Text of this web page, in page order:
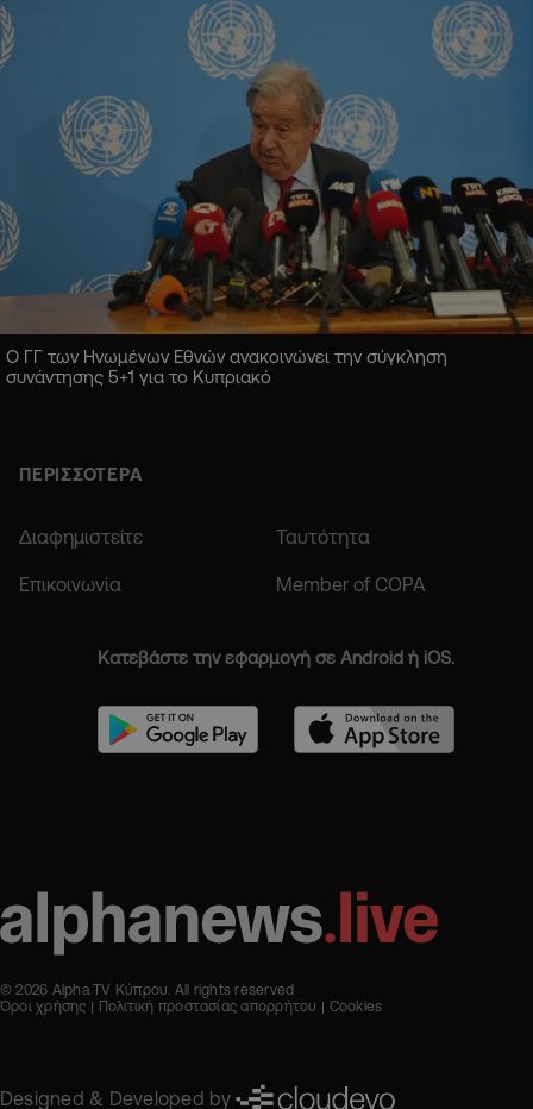
Ο ΓΓ των Ηνωμένων Εθνών ανακοινώνει την σύγκληση
συνάντησης 5+1 για το Κυπριακό
ΠΕΡΙΣΣΟΤΕΡΑ
Διαφημιστείτε Ταυτότητα
Επικοινωνία Member of COPA
Κατεβάστε την εφαρμογή σε Android ή iOS.
© 2026 Alpha TV Κύπρου. All rights reserved
Όροι χρήσης
Πολιτική προστασίας απορρήτου Cookies
Designed & Developed by